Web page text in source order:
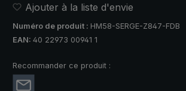
Ajouter à la liste d'envie
Numéro de produit : HM58-SERGE-Z847-FDB
EAN: 40 22973 00941 1
Recommander ce produit :